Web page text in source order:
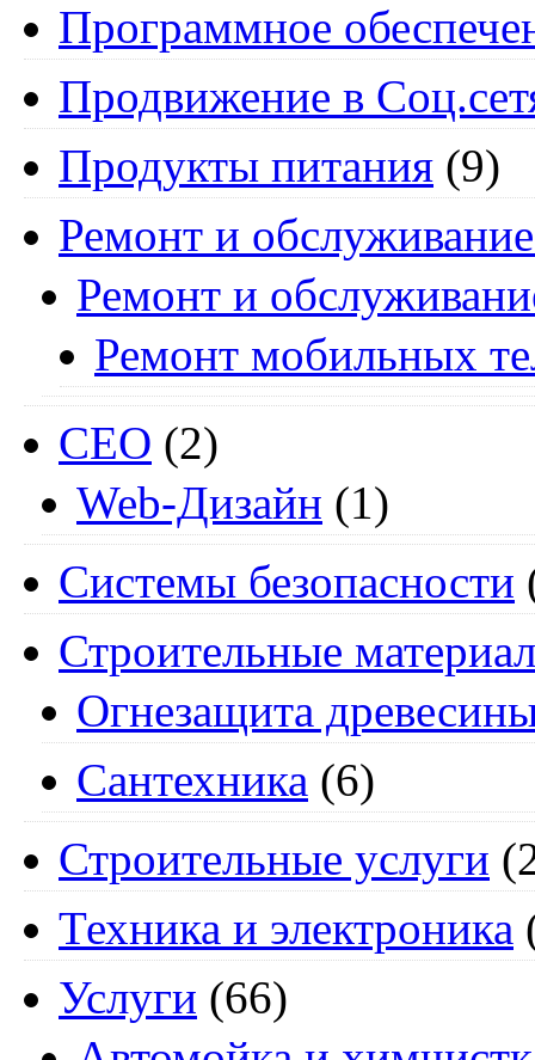
Программное
Продвижение в
Продукты питания (9)
Ремонт и
Ремонт и
Ремонт мобильных
СЕО (2)
Web-Дизайн (1)
Системы безопасности
Строительные
Огнезащита
Сантехника (6)
Строительные услуги
Техника и электроника
Услуги (66)